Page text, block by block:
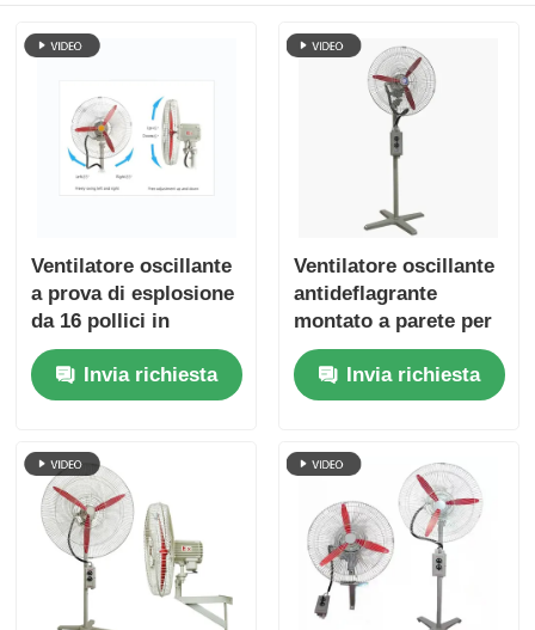
Ventilatore oscillante
a prova di esplosione
da 16 pollici in
alluminio ATEX
montato a parete
Invia richiesta
Ventilatore oscillante
antideflagrante
montato a parete per
aree pericolose
Invia richiesta